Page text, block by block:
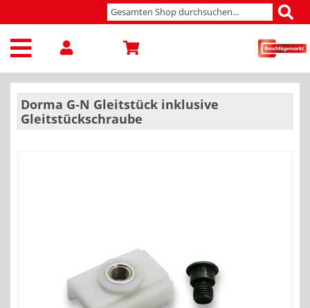
Dorma G-N Gleitstück inklusive
Gleitstückschraube